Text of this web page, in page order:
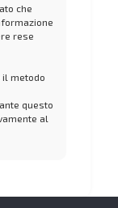
che
rese
il metodo
questo
al